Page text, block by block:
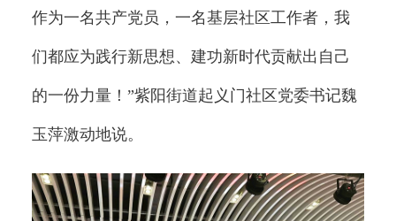
作为一名共产党员，一名基层社区工作者，我
们都应为践行新思想、建功新时代贡献出自己
的一份力量！”紫阳街道起义门社区党委书记魏
玉萍激动地说。